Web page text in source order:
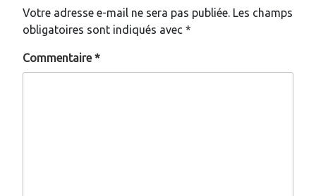
Votre adresse e-mail ne sera pas publiée. Les champs
obligatoires sont indiqués avec *
Commentaire*